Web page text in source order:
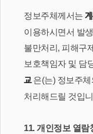
정보주체께서는
이용하시면서 발
불만처리, 피해구
보호책임자 및 담
교은(는) 정보주체
처리해드릴 것입
11. 개인정보 열람